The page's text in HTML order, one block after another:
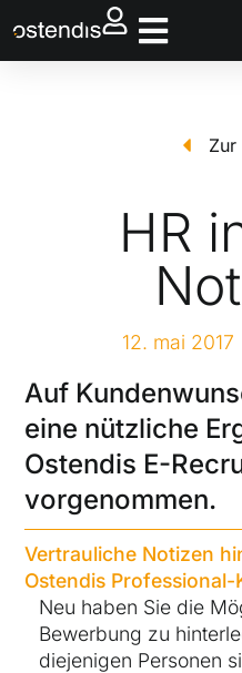
Zur
HR
12. mai 2017
Auf
eine nützliche
Ostendis E-
vorgenommen.
Vertrauliche Notizen
Ostendis
Neu haben Sie die
Bewerbung zu
diejenigen Personen